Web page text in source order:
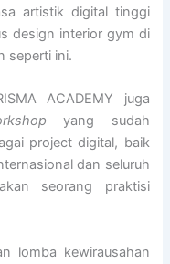
artistik digital tinggi
design interior gym di
seperti ini.
ACADEMY juga
yang sudah
project digital, baik
dan seluruh
seorang praktisi
lomba kewirausahan